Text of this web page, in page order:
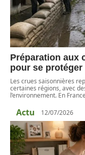
Préparation aux
pour se protéger
Les crues saisonnières
certaines régions, avec
l’environnement. En
Actu 12/07/2026